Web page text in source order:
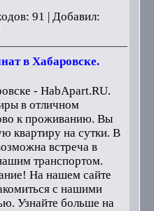
91 | Добавил:
в Хабаровске.
- HabApart.RU.
в отличном
к проживанию. Вы
квартиру на сутки. В
встреча в
транспортом.
На нашем сайте
с нашими
Узнайте больше на